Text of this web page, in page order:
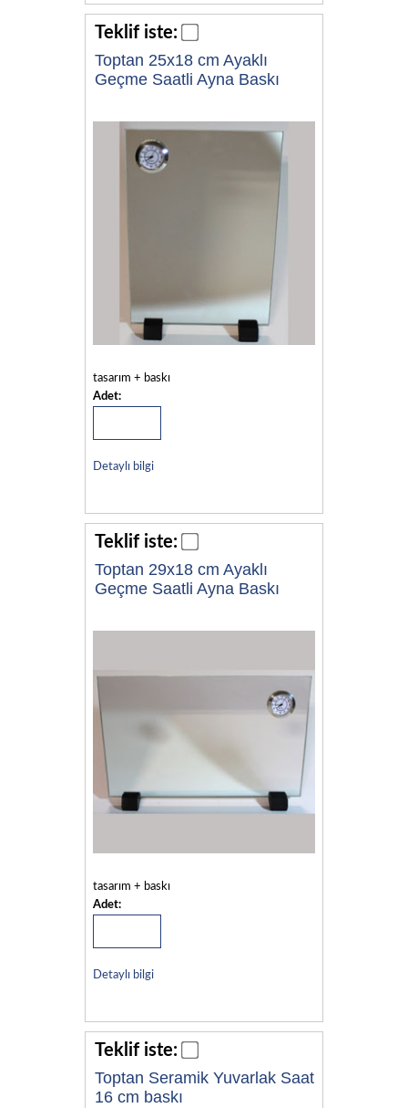
Teklif iste:
Toptan 25x18 cm Ayaklı
Geçme Saatli Ayna Baskı
tasarım + baskı
Adet:
Detaylı bilgi
Teklif iste:
Toptan 29x18 cm Ayaklı
Geçme Saatli Ayna Baskı
tasarım + baskı
Adet:
Detaylı bilgi
Teklif iste:
Toptan Seramik Yuvarlak Saat
16 cm baskı